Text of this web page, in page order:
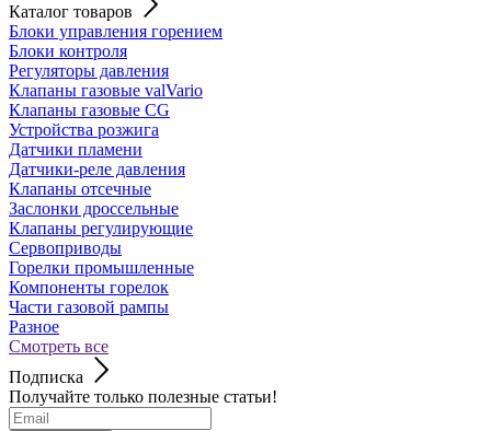
Каталог товаров
Блоки управления горением
Блоки контроля
Регуляторы давления
Клапаны газовые valVario
Клапаны газовые CG
Устройства розжига
Датчики пламени
Датчики-реле давления
Клапаны отсечные
Заслонки дроссельные
Клапаны регулирующие
Сервоприводы
Горелки промышленные
Компоненты горелок
Части газовой рампы
Разное
Смотреть все
Подписка
Получайте только полезные статьи!